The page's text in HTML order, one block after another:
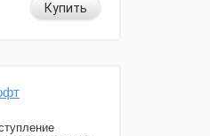
Купить